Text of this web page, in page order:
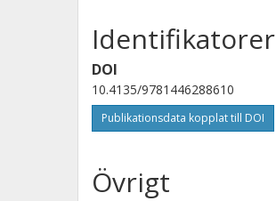
Identifikatorer
DOI
10.4135/9781446288610
Publikationsdata kopplat till DOI
Övrigt